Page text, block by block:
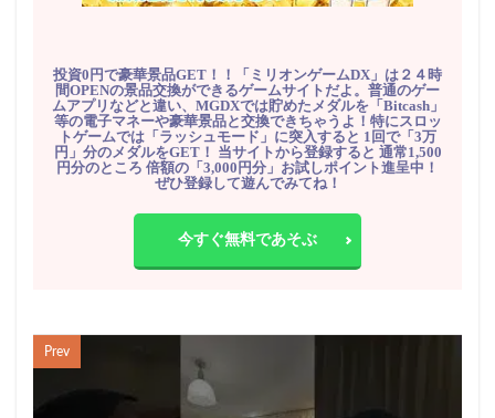
投資0円で豪華景品GET！！「ミリオンゲームDX」は２４時
間OPENの景品交換ができるゲームサイトだよ。普通のゲー
ムアプリなどと違い、MGDXでは貯めたメダルを「Bitcash」
等の電子マネーや豪華景品と交換できちゃうよ！特にスロッ
トゲームでは「ラッシュモード」に突入すると 1回で「3万
円」分のメダルをGET！ 当サイトから登録すると 通常1,500
円分のところ 倍額の「3,000円分」お試しポイント進呈中！
ぜひ登録して遊んでみてね！
今すぐ無料であそぶ
Prev